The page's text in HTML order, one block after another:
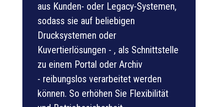
aus Kunden- oder Legacy-Systemen,
sodass sie auf beliebigen
Drucksystemen oder
Kuvertierlösungen - , als Schnittstelle
zu einem Portal oder Archiv
- reibungslos verarbeitet werden
können. So erhöhen Sie Flexibilität